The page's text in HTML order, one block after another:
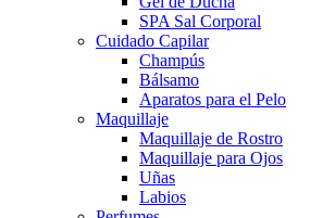
SPA Sal Corporal
Cuidado Capilar
Champús
Bálsamo
Aparatos para el Pelo
Maquillaje
Maquillaje de Rostro
Maquillaje para Ojos
Uñas
Labios